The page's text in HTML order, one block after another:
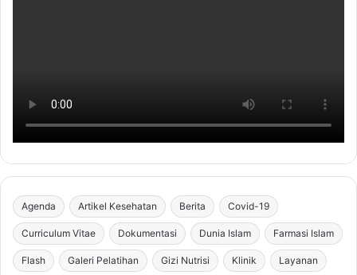
Agenda Artikel Kesehatan Berita Covid-19
Curriculum Vitae Dokumentasi Dunia Islam Farmasi Islam
Flash Galeri Pelatihan Gizi Nutrisi Klinik Layanan